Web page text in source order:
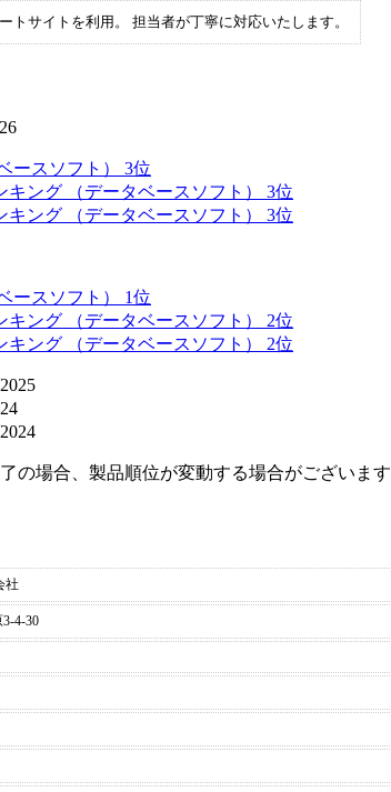
トサイトを利用。 担当者が丁寧に対応いたします。
ースソフト） 3位
ング （データベースソフト） 3位
ング （データベースソフト） 3位
ースソフト） 1位
ング （データベースソフト） 2位
ング （データベースソフト） 2位
の場合、製品順位が変動する場合がございます
社
4-30